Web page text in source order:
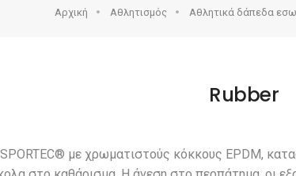
Αρχική Αθλητισμός Αθλητικά δάπεδα
Rubber
με χρωματιστούς κόκκους EPDM,